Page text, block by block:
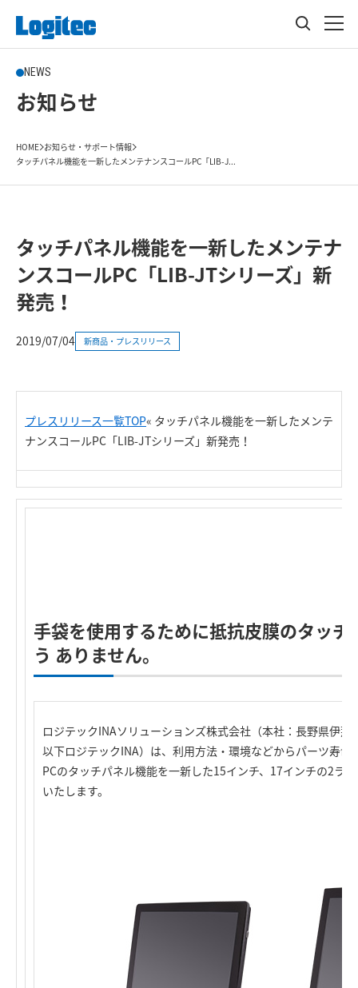
NEWS
お知らせ
HOME お知らせ・サポート情報
タッチパネル機能を一新したメンテナンスコールPC「LIB-J...
タッチパネル機能を一新したメンテナ
ンスコールPC「LIB-JTシリーズ」新
発売！
2019/07/04 新商品・プレスリリース
プレスリリース一覧TOP« タッチパネル機能を一新したメンテ
ナンスコールPC「LIB-JTシリーズ」新発売！
手袋を使用するために抵抗皮膜のタッ
う ありません。
ロジテックINAソリューションズ株式会社（本社：長野県伊
以下ロジテックINA）は、利用方法・環境などからパーツ寿
PCのタッチパネル機能を一新した15インチ、17インチの2ラ
いたします。